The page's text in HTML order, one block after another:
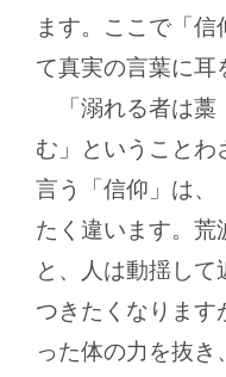
ます。ここで「
て真実の言葉に耳
「溺れる者は藁
む」ということわ
言う「信仰」は、
たく違います。荒
と、人は動揺し
つきたくなります
った体の力を抜き